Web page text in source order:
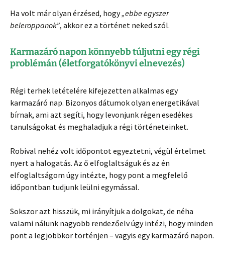
Ha volt már olyan érzésed, hogy„ebbe egyszer
beleroppanok”, akkor ez a történet neked szól.
Karmazáró napon könnyebb túljutni egy régi
problémán (életforgatókönyvi elnevezés)
Régi terhek letételére kifejezetten alkalmas egy
karmazáró nap. Bizonyos dátumok olyan energetikával
bírnak, ami azt segíti, hogy levonjunk régen esedékes
tanulságokat és meghaladjuk a régi történeteinket.
Robival nehéz volt időpontot egyeztetni, végül értelmet
nyert a halogatás. Az ő elfoglaltságuk és az én
elfoglaltságom úgy intézte, hogy pont a megfelelő
időpontban tudjunk leülni egymással.
Sokszor azt hisszük, mi irányítjuk a dolgokat, de néha
valami nálunk nagyobb rendezőelv úgy intézi, hogy minden
pont a legjobbkor történjen – vagyis egy karmazáró napon.